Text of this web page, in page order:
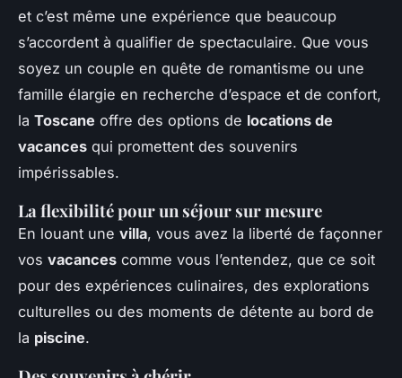
et c’est même une expérience que beaucoup
s’accordent à qualifier de spectaculaire. Que vous
soyez un couple en quête de romantisme ou une
famille élargie en recherche d’espace et de confort,
la Toscane offre des options de locations de
vacances qui promettent des souvenirs
impérissables.
La flexibilité pour un séjour sur mesure
En louant une villa, vous avez la liberté de façonner
vos vacances comme vous l’entendez, que ce soit
pour des expériences culinaires, des explorations
culturelles ou des moments de détente au bord de
la piscine.